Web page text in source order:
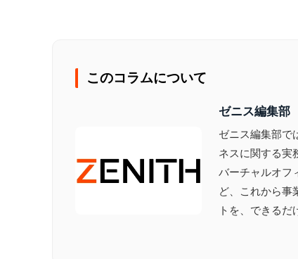
このコラムについて
ゼニス編集部
ゼニス編集部で
ネスに関する実
バーチャルオフ
ど、これから事
トを、できるだ